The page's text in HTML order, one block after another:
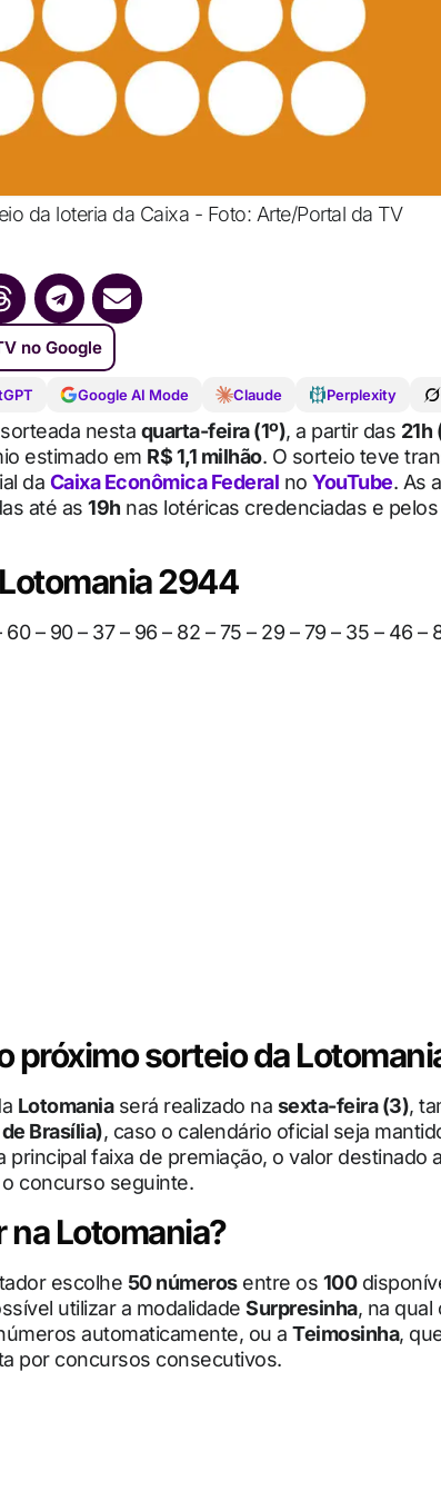
da loteria da Caixa - Foto: Arte/Portal da TV
no Google
Google AI Mode Claude Perplexity
nesta quarta-feira (1º), a partir das 21h
estimado em R$ 1,1 milhão. O sorteio teve
da Caixa Econômica Federal no YouTube. As
até as 19h nas lotéricas credenciadas e
2944
60 – 90 – 37 – 96 – 82 – 75 – 29 – 79 – 35 – 46 –
próximo sorteio da
Lotomaniaserá realizado na sexta-feira (3),
Brasília), caso o calendário oficial seja
principal faixa de premiação, o valor destinado
concurso seguinte.
na Lotomania?
escolhe 50 númerosentre os 100
utilizar a modalidade Surpresinha, na qual
automaticamente, ou a Teimosinha,
por concursos consecutivos.